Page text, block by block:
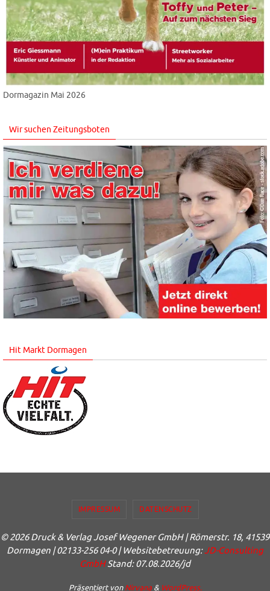
Dormagazin Mai 2026
Wir suchen Zeitungsboten
Hit Markt Dormagen
IMPRESSUM DATENSCHUTZ
© 2026 Druck & Verlag Josef Wegener GmbH | Römerstr. 18, 41539
Dormagen | 02133-256 04-0 | Websitebetreuung:JD-Consulting
GmbHStand: 07.08.2026/jd
Präsentiert vonNirvana& WordPress.